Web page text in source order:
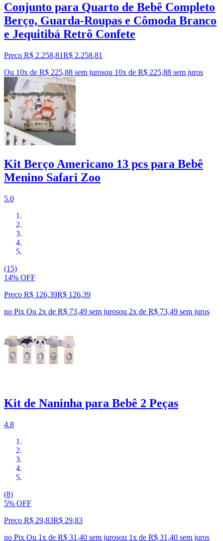
Conjunto para Quarto de Bebê Completo
Berço, Guarda-Roupas e Cômoda Branco
e Jequitibá Retrô Confete
Preço R$ 2.258,81R$ 2.258,81
Ou 10x de R$ 225,88 sem jurosou 10x de R$ 225,88 sem juros
Kit Berço Americano 13 pcs para Bebê
Menino Safari Zoo
5.0
(15)
14% OFF
Preço R$ 126,39R$ 126,39
no Pix Ou 2x de R$ 73,49 sem jurosou 2x de R$ 73,49 sem juros
Kit de Naninha para Bebê 2 Peças
4.8
(8)
5% OFF
Preço R$ 29,83R$ 29,83
no Pix Ou 1x de R$ 31,40 sem jurosou 1x de R$ 31,40 sem juros